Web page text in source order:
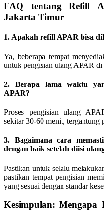
FAQ tentang Refill
Jakarta Timur
1. Apakah refill APAR bisa
Ya, beberapa tempat
untuk pengisian ulang APAR di
2.Berapa lama waktu
APAR?
Proses pengisian ulang
sekitar 30-60 menit, tergantung
3. Bagaimana cara
dengan baik setelah diisi
Pastikan untuk selalu
pastikan tempat pengisian
yang sesuai dengan standar
Kesimpulan: Mengapa